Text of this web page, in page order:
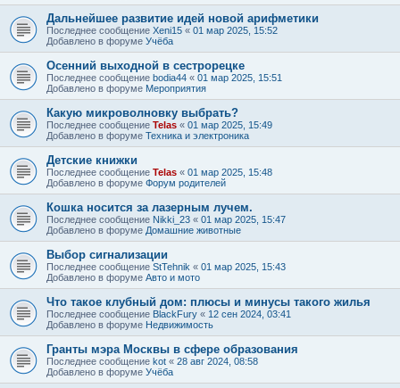
Дальнейшее развитие идей новой арифметики
Последнее сообщение Xeni15 « 01 мар 2025, 15:52
Добавлено в форуме Учёба
Осенний выходной в сестрорецке
Последнее сообщение bodia44 « 01 мар 2025, 15:51
Добавлено в форуме Мероприятия
Какую микроволновку выбрать?
Последнее сообщение Telas « 01 мар 2025, 15:49
Добавлено в форуме Техника и электроника
Детские книжки
Последнее сообщение Telas « 01 мар 2025, 15:48
Добавлено в форуме Форум родителей
Кошка носится за лазерным лучем.
Последнее сообщение Nikki_23 « 01 мар 2025, 15:47
Добавлено в форуме Домашние животные
Выбор сигнализации
Последнее сообщение StTehnik « 01 мар 2025, 15:43
Добавлено в форуме Авто и мото
Что такое клубный дом: плюсы и минусы такого жилья
Последнее сообщение BlackFury « 12 сен 2024, 03:41
Добавлено в форуме Недвижимость
Гранты мэра Москвы в сфере образования
Последнее сообщение kot « 28 авг 2024, 08:58
Добавлено в форуме Учёба